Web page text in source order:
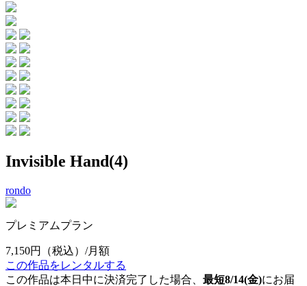
Invisible Hand(4)
rondo
プレミアムプラン
7,150円
（税込）/月額
この作品をレンタルする
この作品は本日中に決済完了した場合、 最短8/14(金)にお届